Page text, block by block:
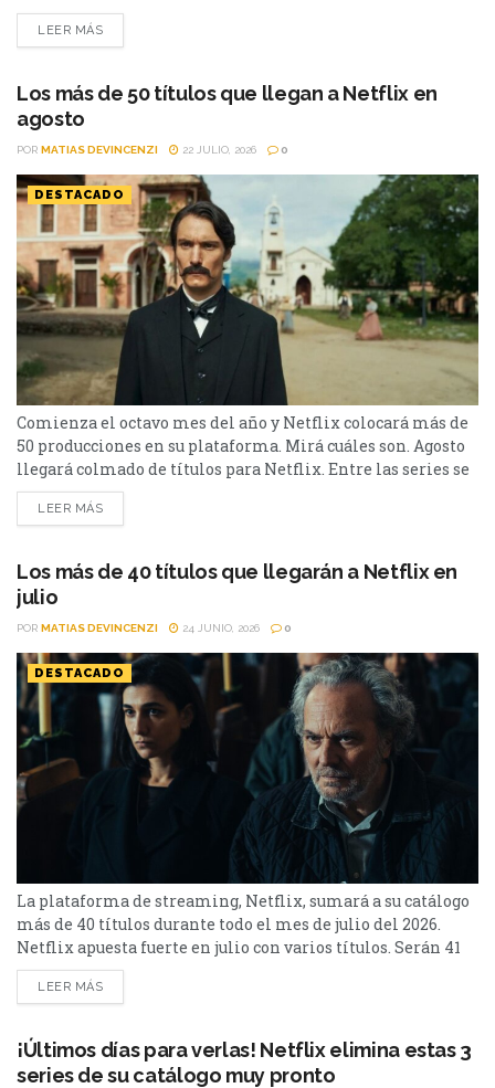
streaming aparecen propuestas para todos los gustos: desde
un thriller español cargado de tensión y conspiraciones,
película de terror psicológico y el esperado regreso de...
LEER MÁS
Los más de 50 títulos que llegan a Netflix en
agosto
POR MATIAS DEVINCENZI 22 JULIO, 2026 0
DESTACADO
Comienza el octavo mes del año y Netflix colocará más de
50 producciones en su plataforma. Mirá cuáles son. Agosto
llegará colmado de títulos para Netflix. Entre las series se
destacan: Moria y la segunda parte de Cien Años de
Soledad, además de Toda la verdad de mis mentiras. Como
de...
LEER MÁS
Los más de 40 títulos que llegarán a Netflix en
julio
POR MATIAS DEVINCENZI 24 JUNIO, 2026 0
DESTACADO
La plataforma de streaming, Netflix, sumará a su catálogo
más de 40 títulos durante todo el mes de julio del 2026.
Netflix apuesta fuerte en julio con varios títulos. Serán 41
en total, entre los que se destacan: La casa de la pradera,
Heartstopper Forever y Enola Holmes 3. La lista completa,
LEER MÁS
¡Últimos días para verlas! Netflix elimina estas 3
series de su catálogo muy pronto